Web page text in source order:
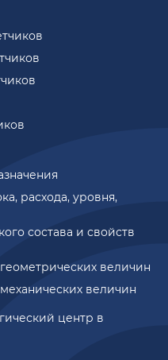
центр в
расхода, уровня,
состава и свойств
величин
величин